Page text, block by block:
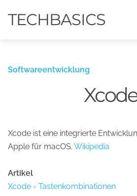
TECHBASICS
Softwareentwicklung
Xcode
Xcode ist eine integrierte
Apple für macOS. Wikipedia
Artikel
Xcode - Tastenkombinationen